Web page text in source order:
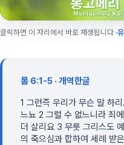
클릭하면 이 자리에서 바로 재생됩니다 ·
롬 6:1-5 · 개역한글
1 그런즉 우리가 무슨 말 하
느뇨 2 그럴 수 없느니라 죄
더 살리요 3 무릇 그리스도
의 죽으심과 합하여 세례 받